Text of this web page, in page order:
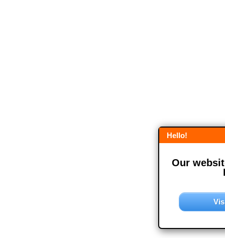
Hello!
Our